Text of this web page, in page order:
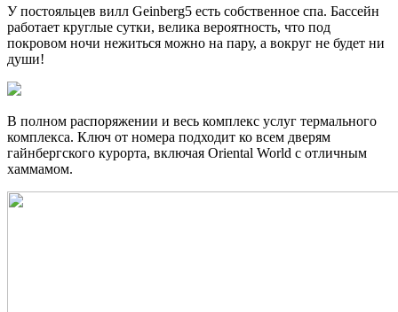
У постояльцев вилл Geinberg5 есть собственное спа. Бассейн
работает круглые сутки, велика вероятность, что под
покровом ночи нежиться можно на пару, а вокруг не будет ни
души!
В полном распоряжении и весь комплекс услуг термального
комплекса. Ключ от номера подходит ко всем дверям
гайнбергского курорта, включая Oriental World с отличным
хаммамом.